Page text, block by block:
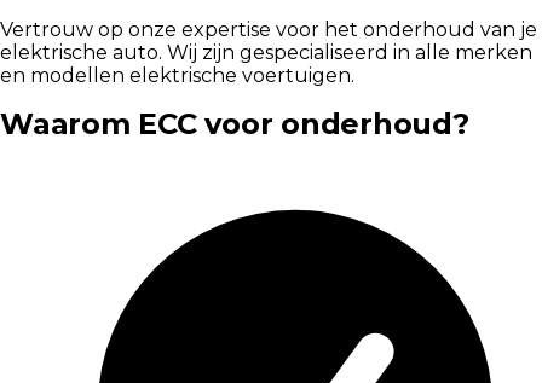
Vertrouw op onze expertise voor het onderhoud van je
elektrische auto. Wij zijn gespecialiseerd in alle merken
en modellen elektrische voertuigen.
Waarom ECC voor onderhoud?